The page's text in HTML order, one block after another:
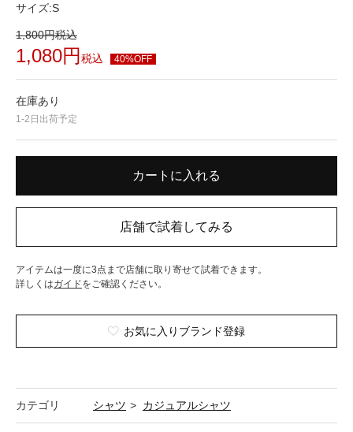
サイズ:S
1,800円税込
1,080円税込 40%OFF
在庫あり
1-2日出荷予定
アイテムは一度に3点まで店舗に取り寄せて試着できます。
詳しくはガイドをご確認ください。
お気に入りブランド登録
カテゴリ シャツ > カジュアルシャツ